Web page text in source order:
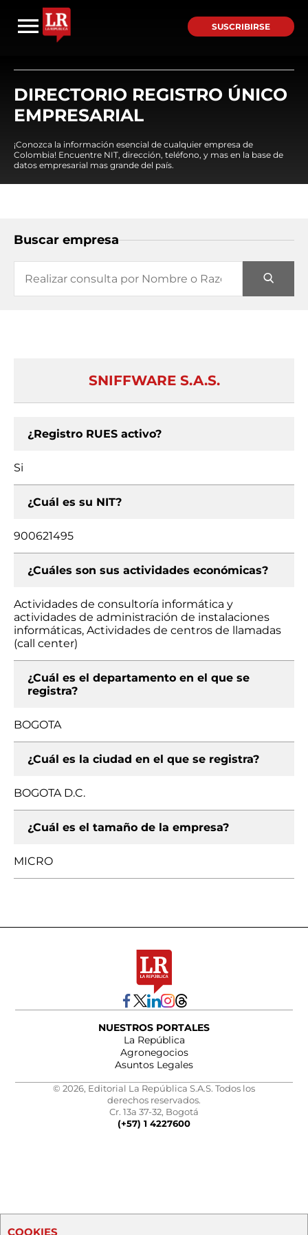
SUSCRIBIRSE
DIRECTORIO REGISTRO ÚNICO
EMPRESARIAL
¡Conozca la información esencial de cualquier empresa de
Colombia! Encuentre NIT, dirección, teléfono, y mas en la base de
datos empresarial mas grande del país.
Buscar empresa
SNIFFWARE S.A.S.
¿Registro RUES activo?
Si
¿Cuál es su NIT?
900621495
¿Cuáles son sus actividades económicas?
Actividades de consultoría informática y
actividades de administración de instalaciones
informáticas, Actividades de centros de llamadas
(call center)
¿Cuál es el departamento en el que se
registra?
BOGOTA
¿Cuál es la ciudad en el que se registra?
BOGOTA D.C.
¿Cuál es el tamaño de la empresa?
MICRO
NUESTROS PORTALES
La República
Agronegocios
Asuntos Legales
© 2026, Editorial La República S.A.S. Todos los
derechos reservados.
Cr. 13a 37-32, Bogotá
(+57) 1 4227600
COOKIES